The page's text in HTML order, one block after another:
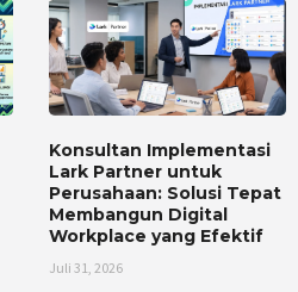
Konsultan Implementasi
Lark Partner untuk
Perusahaan: Solusi Tepat
Membangun Digital
Workplace yang Efektif
Juli 31, 2026